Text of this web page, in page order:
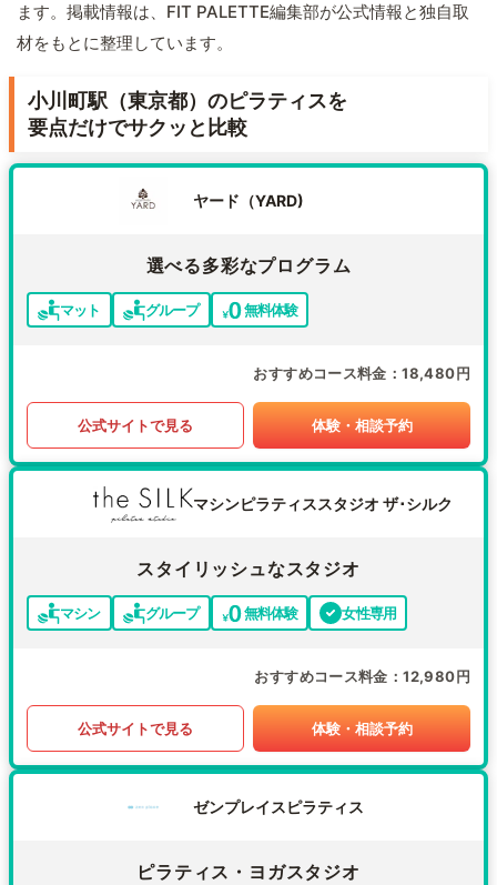
ます。掲載情報は、FIT PALETTE編集部が公式情報と独自取
材をもとに整理しています。
小川町駅（東京都）のピラティスを
要点だけでサクッと比較
ヤード（YARD)
選べる多彩なプログラム
マット グループ 無料体験
おすすめコース料金 18,480円
公式サイトで見る 体験・相談予約
マシンピラティススタジオ ザ･シルク
スタイリッシュなスタジオ
マシン グループ 無料体験 女性専用
おすすめコース料金 12,980円
公式サイトで見る 体験・相談予約
ゼンプレイスピラティス
ピラティス・ヨガスタジオ